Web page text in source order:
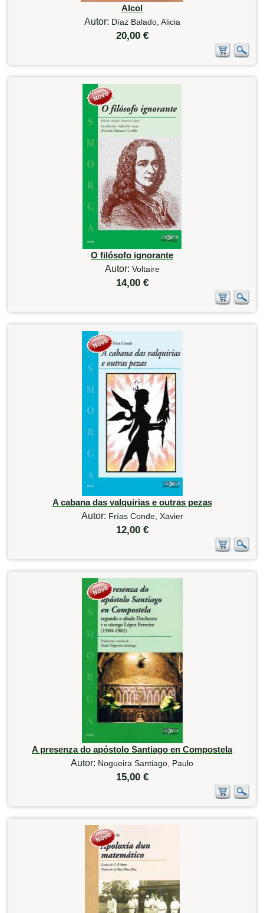
Alcol
Autor: Díaz Balado, Alicia
20,00 €
O filósofo ignorante
Autor: Voltaire
14,00 €
A cabana das valquirias e outras pezas
Autor: Frías Conde, Xavier
12,00 €
A presenza do apóstolo Santiago en Compostela
Autor: Nogueira Santiago, Paulo
15,00 €